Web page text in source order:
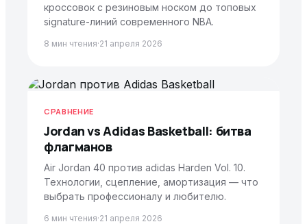
кроссовок с резиновым носком до топовых
signature-линий современного NBA.
8 мин чтения·21 апреля 2026
СРАВНЕНИЕ
Jordan vs Adidas Basketball: битва
флагманов
Air Jordan 40 против adidas Harden Vol. 10.
Технологии, сцепление, амортизация — что
выбрать профессионалу и любителю.
6 мин чтения·21 апреля 2026